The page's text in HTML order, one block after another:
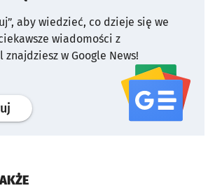
aby wiedzieć, co dzieje się we
wiadomości z
w Google News!
profil serwisu